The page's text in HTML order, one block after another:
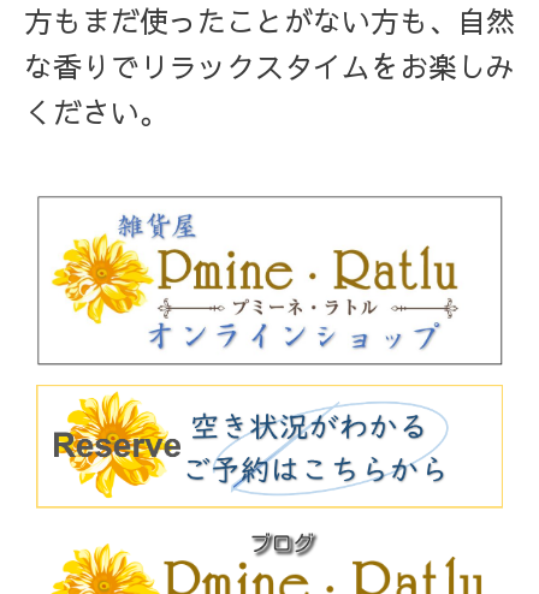
方もまだ使ったことがない方も、自然
な香りでリラックスタイムをお楽しみ
ください。